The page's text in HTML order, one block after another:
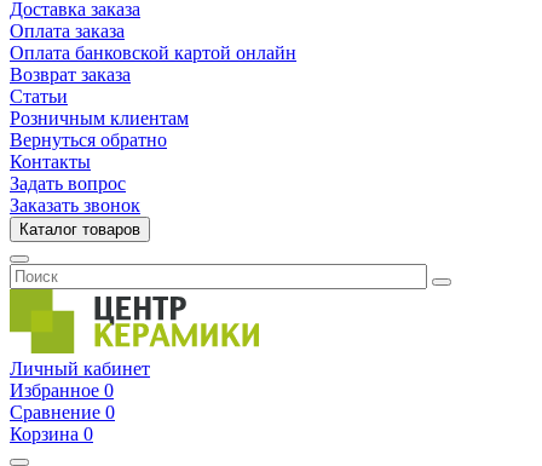
Доставка заказа
Оплата заказа
Оплата банковской картой онлайн
Возврат заказа
Статьи
Розничным клиентам
Вернуться обратно
Контакты
Задать вопрос
Заказать звонок
Каталог товаров
Личный кабинет
Избранное 0
Сравнение 0
Корзина 0